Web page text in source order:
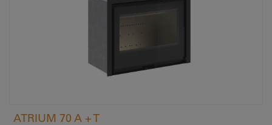
ATRIUM 70 A + T